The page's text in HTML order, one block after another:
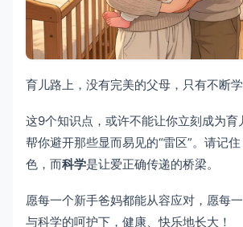
育儿路上，没有完美的父母，只有不断学
这9个知识点，或许不能让你立刻成为育
帮你避开那些显而易见的“雷区”。请记住
色，而科学是让爱正确传递的桥梁。
愿每一个新手爸妈都能从容应对，愿每
与科学的呵护下，健康、快乐地长大！